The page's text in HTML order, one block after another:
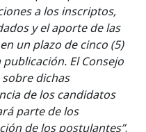
a los inscriptos,
y el aporte de las
un plazo de cinco (5)
El Consejo
dichas
de los candidatos
parte de los
de los postulantes”.